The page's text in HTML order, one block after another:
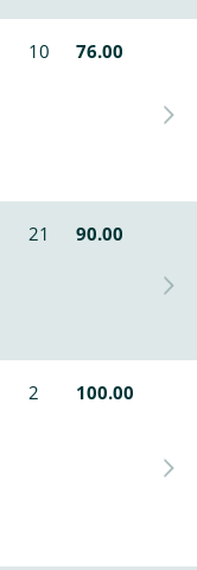
10 76.00
21 90.00
2 100.00